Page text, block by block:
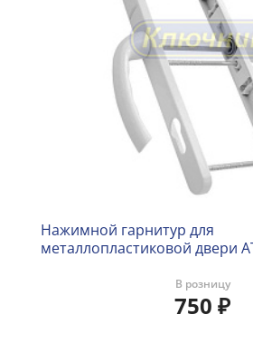
Нажимной гарнитур для
металлопластиковой двери
В розницу
750 ₽